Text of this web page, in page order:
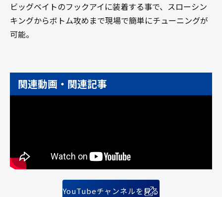
ビッグベイトのフックアイに装着する事で、スローシン
キングからボトム攻めまで現場で簡単にチューニングが
可能。
関連動画・関連記事
YouTubeチャンネルを見る